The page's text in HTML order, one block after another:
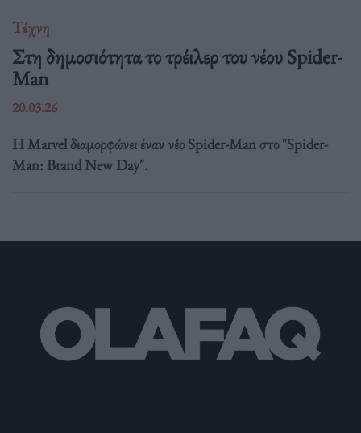
Τέχνη
Στη δημοσιότητα το τρέιλερ του νέου Spider-
Man
20.03.26
Η Marvel διαμορφώνει έναν νέο Spider-Man στο "Spider-
Man: Brand New Day".